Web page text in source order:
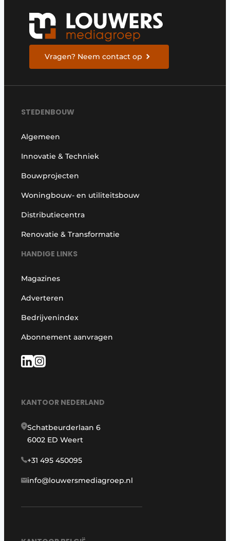
Vragen? Neem contact op
STEDENBOUW
Algemeen
Innovatie & Techniek
Bouwprojecten
Woningbouw- en utiliteitsbouw
Distributiecentra
Renovatie & Transformatie
HANDIGE LINKS
Magazines
Adverteren
Bedrijvenindex
Abonnement aanvragen
KANTOOR NEDERLAND
Schatbeurderlaan 6
6002 ED Weert
+31 495 450095
info@louwersmediagroep.nl